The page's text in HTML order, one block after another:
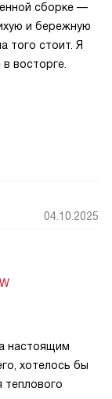
сборке —
и бережную
того стоит. Я
восторге.
04.10.2025
настоящим
хотелось бы
теплового